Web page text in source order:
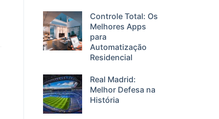
Controle Total: Os
Melhores Apps
para
Automatização
Residencial
Real Madrid:
Melhor Defesa na
História